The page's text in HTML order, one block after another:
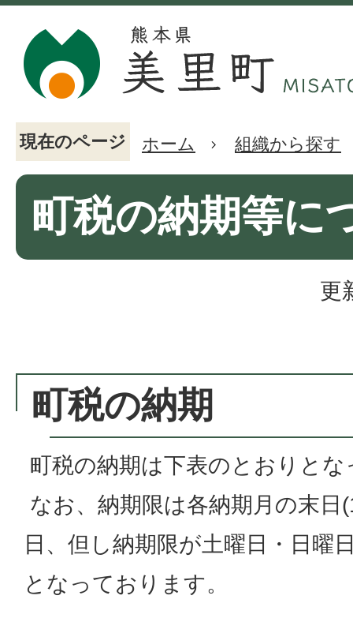
現在のページ ホーム 組織から探す
町税の納期等に
更
町税の納期
町税の納期は下表のとおりと
なお、納期限は各納期月の末日
日、但し納期限が土曜日・日曜
となっております。